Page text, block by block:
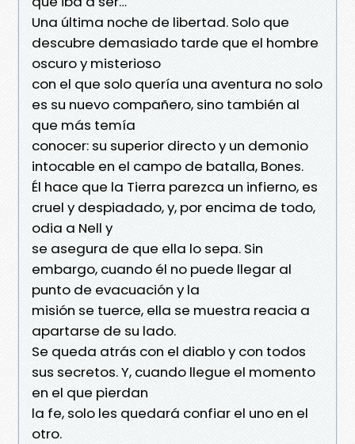
Una última noche de libertad. Solo que
descubre demasiado tarde que el hombre
oscuro y misterioso
con el que solo quería una aventura no solo
es su nuevo compañero, sino también al
que más temía
conocer: su superior directo y un demonio
intocable en el campo de batalla, Bones.
Él hace que la Tierra parezca un infierno, es
cruel y despiadado, y, por encima de todo,
odia a Nell y
se asegura de que ella lo sepa. Sin
embargo, cuando él no puede llegar al
punto de evacuación y la
misión se tuerce, ella se muestra reacia a
apartarse de su lado.
Se queda atrás con el diablo y con todos
sus secretos. Y, cuando llegue el momento
en el que pierdan
la fe, solo les quedará confiar el uno en el
otro.